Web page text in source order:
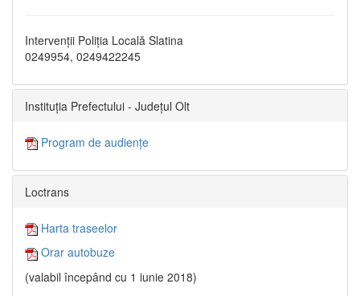
Intervenții Poliția Locală Slatina
0249954, 0249422245
Instituția Prefectului - Județul Olt
Program de audiențe
Loctrans
Harta traseelor
Orar autobuze
(valabil începând cu 1 iunie 2018)